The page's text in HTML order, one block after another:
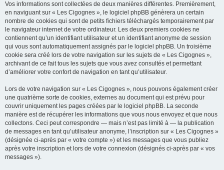
Vos informations sont collectées de deux manières différentes. Premièrement,
en naviguant sur « Les Cigognes », le logiciel phpBB génèrera un certain
nombre de cookies qui sont de petits fichiers téléchargés temporairement par
le navigateur internet de votre ordinateur. Les deux premiers cookies ne
contiennent qu’un identifiant utilisateur et un identifiant anonyme de session
qui vous sont automatiquement assignés par le logiciel phpBB. Un troisième
cookie sera créé lors de votre navigation sur les sujets de « Les Cigognes »,
archivant de ce fait tous les sujets que vous avez consultés et permettant
d’améliorer votre confort de navigation en tant qu’utilisateur.
Lors de votre navigation sur « Les Cigognes », nous pouvons également créer
une quatrième sorte de cookies, externes au document qui est prévu pour
couvrir uniquement les pages créées par le logiciel phpBB. La seconde
manière est de récupérer les informations que vous nous envoyez et que nous
collectons. Ceci peut correspondre — mais n’est pas limité à — la publication
de messages en tant qu’utilisateur anonyme, l’inscription sur « Les Cigognes »
(désignée ci-après par « votre compte ») et les messages que vous publiez
après votre inscription et lors de votre connexion (désignés ci-après par « vos
messages »).